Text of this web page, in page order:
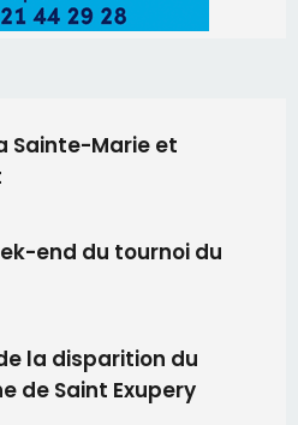
Sainte-Marie et
end du tournoi du
la disparition du
de Saint Exupery